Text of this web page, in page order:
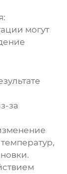
могут
за